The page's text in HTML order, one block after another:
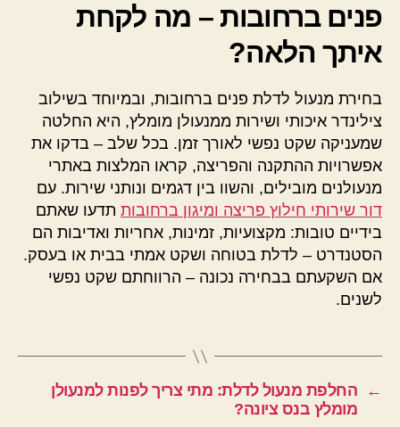
פנים ברחובות – מה לקחת
איתך הלאה?
בחירת מנעול לדלת פנים ברחובות, ובמיוחד בשילוב
צילינדר איכותי ושירות ממנעולן מומלץ, היא החלטה
שמעניקה שקט נפשי לאורך זמן. בכל שלב – בדקו את
אפשרויות ההתקנה והפריצה, קראו המלצות באתרי
מנעולנים מובילים, והשוו בין דגמים ונותני שירות. עם
דור שירותי חילוץ פריצה ומיגון ברחובות תדעו שאתם
בידיים טובות: מקצועיות, זמינות, אחריות ואדיבות הם
הסטנדרט – לדלת בטוחה ושקט אמתי בבית או בעסק.
אם השקעתם בבחירה נכונה – הרווחתם שקט נפשי
לשנים.
←
החלפת מנעול לדלת: מתי צריך לפנות למנעולן
מומלץ בנס ציונה?